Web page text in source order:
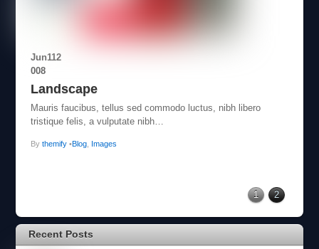
Jun112
008
Landscape
Mauris faucibus, tellus sed commodo luctus, nibh libero
tristique felis, a vulputate nibh…
By themify•Blog, Images
1 2
Recent Posts